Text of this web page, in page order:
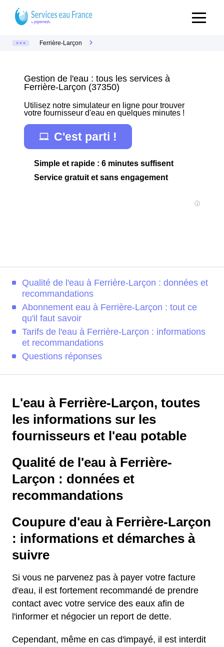
Ferrière-Larçon
Gestion de l'eau : tous les services à
Ferrière-Larçon (37350)
Utilisez notre simulateur en ligne pour trouver
votre fournisseur d'eau en quelques minutes !
C'est parti !
Simple et rapide : 6 minutes suffisent
Service gratuit et sans engagement
Qualité de l'eau à Ferrière-Larçon : données et
recommandations
Abonnement eau à Ferrière-Larçon : tout ce
qu'il faut savoir
Tarifs de l'eau à Ferrière-Larçon : informations
et recommandations
Questions réponses
L'eau à Ferrière-Larçon, toutes
les informations sur les
fournisseurs et l'eau potable
Qualité de l'eau à Ferrière-
Larçon : données et
recommandations
Coupure d'eau à Ferrière-Larçon
: informations et démarches à
suivre
Si vous ne parvenez pas à payer votre facture
d'eau, il est fortement recommandé de prendre
contact avec votre service des eaux afin de
l'informer et négocier un report de dette.
Cependant, même en cas d'impayé, il est interdit